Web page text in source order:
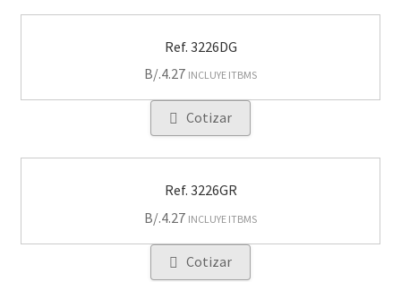
Ref. 3226DG
B/.4.27 INCLUYE ITBMS
Cotizar
Ref. 3226GR
B/.4.27 INCLUYE ITBMS
Cotizar